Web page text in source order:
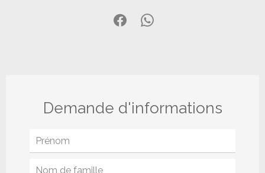
Demande d'informations